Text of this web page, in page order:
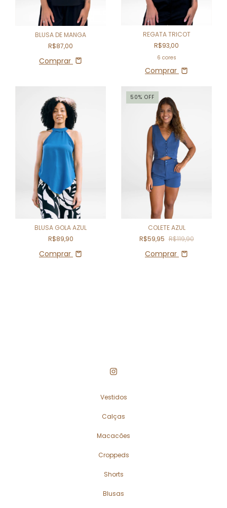
BLUSA DE MANGA
R$87,00
Comprar
REGATA TRICOT
R$93,00
6 cores
Comprar
BLUSA GOLA AZUL
R$89,90
Comprar
50% OFF
COLETE AZUL
R$59,95 R$119,90
Comprar
Vestidos
Calças
Macacões
Croppeds
Shorts
Blusas